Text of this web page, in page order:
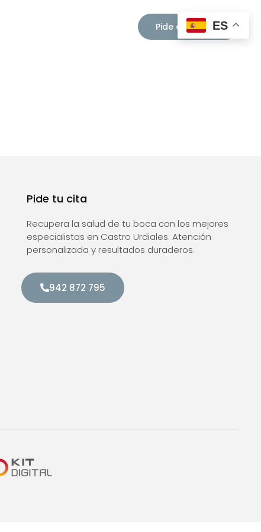
Pide cita ahora
Pide tu cita
Recupera la salud de tu boca con los mejores
especialistas en Castro Urdiales. Atención
personalizada y resultados duraderos.
942 872 795
ES